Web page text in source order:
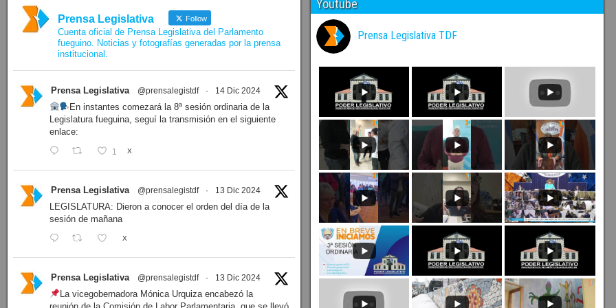
Prensa Legislativa Follow
Cuenta oficial de Prensa Legislativa del Parlamento
fueguino. Noticias y fotografías generadas por la prensa
institucional.
Prensa Legislativa @prensalegistdf · 14 Dic 2024
En instantes comezará la 8ª sesión ordinaria de la
Legislatura fueguina, seguí la transmisión en el siguiente
enlace:
1 X
Prensa Legislativa @prensalegistdf · 13 Dic 2024
LEGISLATURA: Dieron a conocer el orden del día de la
sesión de mañana
X
Prensa Legislativa @prensalegistdf · 13 Dic 2024
La vicegobernadora Mónica Urquiza encabezó la
Youtube
Prensa Legislativa TDF